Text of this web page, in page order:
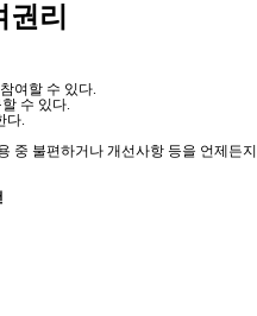
리
여할 수 있다.
수 있다.
다.
불편하거나 개선사항 등을 언제든